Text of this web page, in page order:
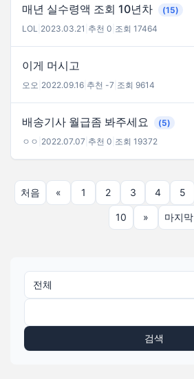
매년 실수령액 조회 10년차
(15)
LOL 2023.03.21 추천 0 조회 17464
이게 머시고
오오 2022.09.16 추천 -7 조회 9614
배송기사 월급좀 봐주세요
(5)
ㅇㅇ 2022.07.07 추천 0 조회 19372
처음 « 1 2 3 4 5
10 » 마지막
검색